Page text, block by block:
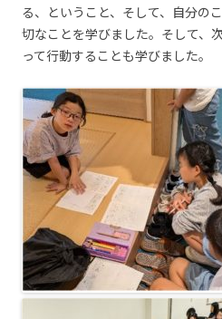
る、ということ、そして、自分の
切なことを学びました。そして、
って行動することも学びました。